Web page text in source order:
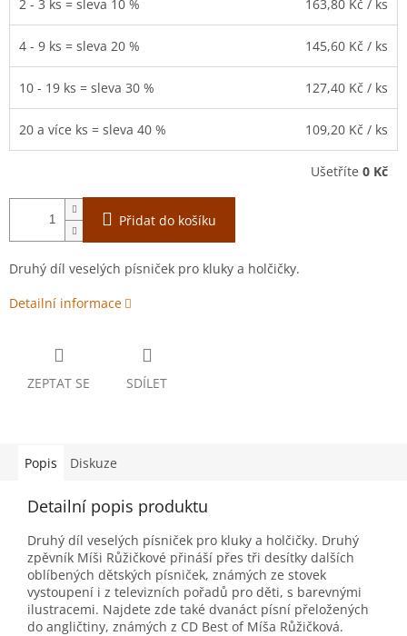
2 - 3 ks = sleva 10 % 163,80 Kč / ks
4 - 9 ks = sleva 20 % 145,60 Kč / ks
10 - 19 ks = sleva 30 % 127,40 Kč / ks
20 a více ks = sleva 40 % 109,20 Kč / ks
Ušetříte 0 Kč
Přidat do košíku
Druhý díl veselých písniček pro kluky a holčičky.
Detailní informace
ZEPTAT SE SDÍLET
Popis Diskuze
Detailní popis produktu
Druhý díl veselých písniček pro kluky a holčičky. Druhý
zpěvník Míši Růžičkové přináší přes tři desítky dalších
oblíbených dětských písniček, známých ze stovek
vystoupení i z televizních pořadů pro děti, s barevnými
ilustracemi. Najdete zde také dvanáct písní přeložených
do angličtiny, známých z CD Best of Míša Růžičková.